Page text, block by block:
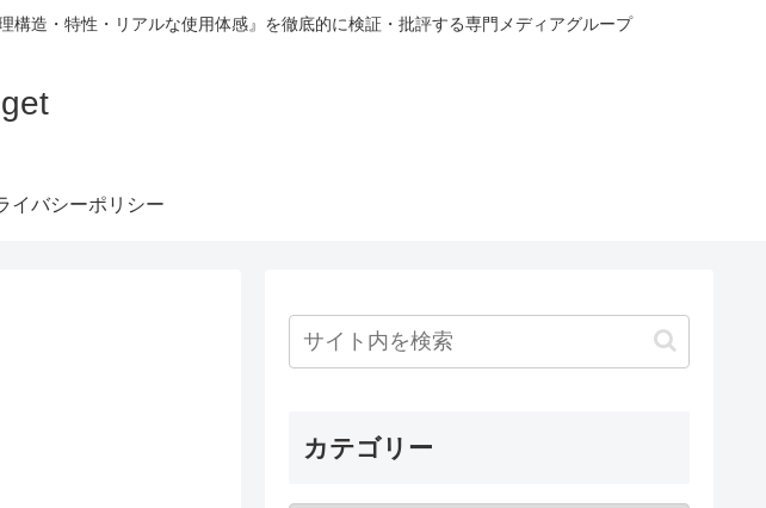
造・特性・リアルな使用体感』を徹底的に検証・批評する専門メディアグループ
イバシーポリシー
カテゴリー